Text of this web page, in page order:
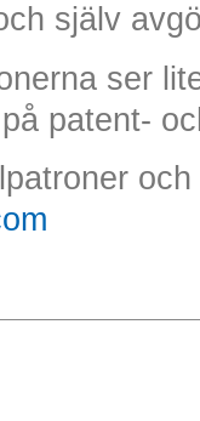
själv
ser
patent-